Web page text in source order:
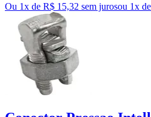
Ou 1x de R$ 15,32 sem jurosou 1x de